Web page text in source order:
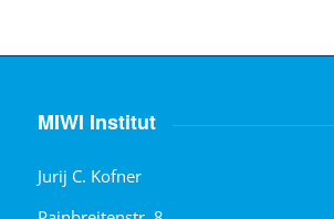
MIWI Institut
Jurij C. Kofner